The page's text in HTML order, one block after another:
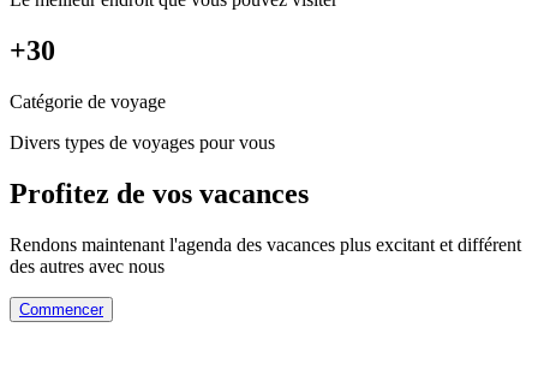
+30
Catégorie de voyage
Divers types de voyages pour vous
Profitez de vos vacances
Rendons maintenant l'agenda des vacances plus excitant et différent
des autres avec nous
Commencer